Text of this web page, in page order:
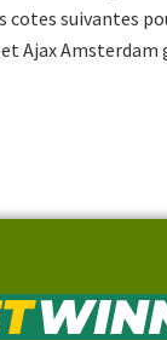
cotes suivantes
Ajax Amsterdam